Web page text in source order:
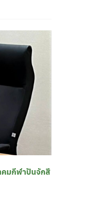
คมกีฬาปันจักสี